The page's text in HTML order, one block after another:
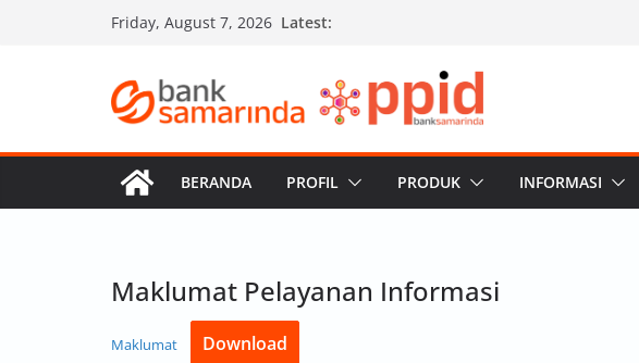
Friday, August 7, 2026 Latest:
BERANDA PROFIL PRODUK INFORMASI
Maklumat Pelayanan Informasi
Maklumat Download